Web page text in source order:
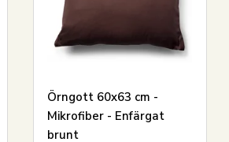
Örngott 60x63 cm -
Mikrofiber - Enfärgat
brunt